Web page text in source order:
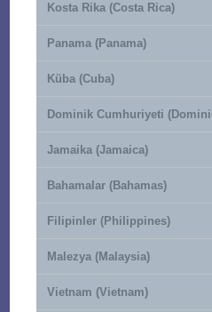
Kosta Rika (Costa Rica)
Panama (Panama)
Küba (Cuba)
Dominik Cumhuriyeti
Jamaika (Jamaica)
Bahamalar (Bahamas)
Filipinler (Philippines)
Malezya (Malaysia)
Vietnam (Vietnam)